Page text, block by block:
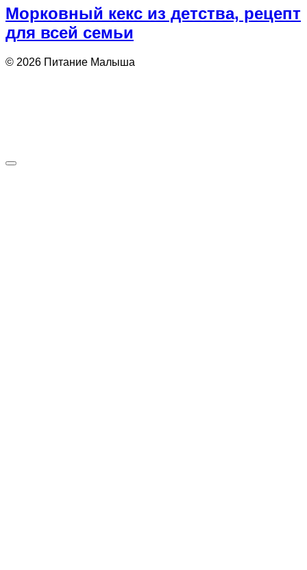
Морковный кекс из детства, рецепт
для всей семьи
© 2026 Питание Малыша